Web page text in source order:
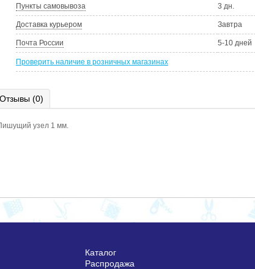
Пункты самовывоза 3 дн.
Доставка курьером Завтра
Почта России 5-10 дней
Проверить наличие в розничных магазинах
Отзывы (0)
узел 1 мм.
Каталог
Распродажа